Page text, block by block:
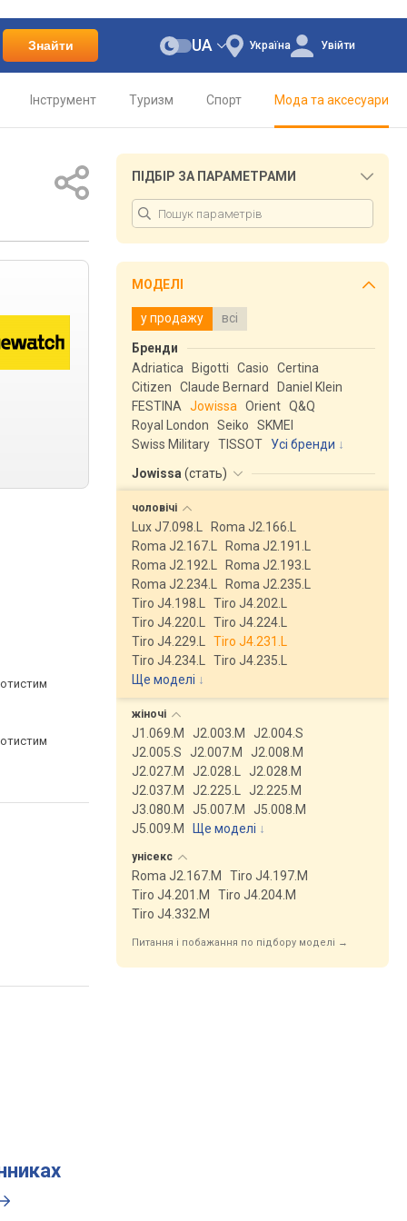
Знайти Україна
UA Увійти
Інструмент Туризм Спорт Мода та аксесуари
ПІДБІР ЗА ПАРАМЕТРАМИ
МОДЕЛІ
у продажу всі
Бренди
Adriatica
Bigotti Casio
Certina
Citizen
Claude Bernard
Daniel Klein
FESTINA
Jowissa Orient Q&Q
Royal London
Seiko
SKMEI
Swiss Military TISSOT
Усі бренди
Jowissa (стать)
чоловічі
Lux J7.098.L
Roma J2.166.L
Roma J2.167.L
Roma J2.191.L
Roma J2.192.L
Roma J2.193.L
Roma J2.234.L
Roma J2.235.L
Tiro J4.198.L
Tiro J4.202.L
Tiro J4.220.L
Tiro J4.224.L
Tiro J4.229.L
Tiro J4.231.L
Tiro J4.234.L
Tiro J4.235.L
Ще моделі ↓
жіночі
J1.069.M J2.003.M
J2.004.S
J2.005.S
J2.007.M
J2.008.M
J2.027.M
J2.028.L
J2.028.M
J2.037.M
J2.225.L
J2.225.M
J3.080.M
J5.007.M
J5.008.M
J5.009.M
Ще моделі ↓
унісекс
Roma J2.167.M
Tiro J4.197.M
Tiro J4.201.M
Tiro J4.204.M
Tiro J4.332.M
Питання і побажання по підбору моделі →